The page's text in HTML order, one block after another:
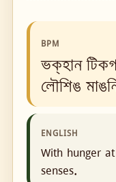
BPM
ভক্‌হান
লৌশিঙ
ENGLISH
With hunger
senses.